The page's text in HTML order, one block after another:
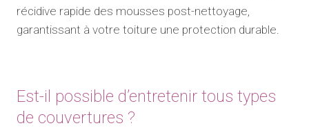
récidive rapide des mousses post-nettoyage,
garantissant à votre toiture une protection durable.
Est-il possible d’entretenir tous types
de couvertures ?